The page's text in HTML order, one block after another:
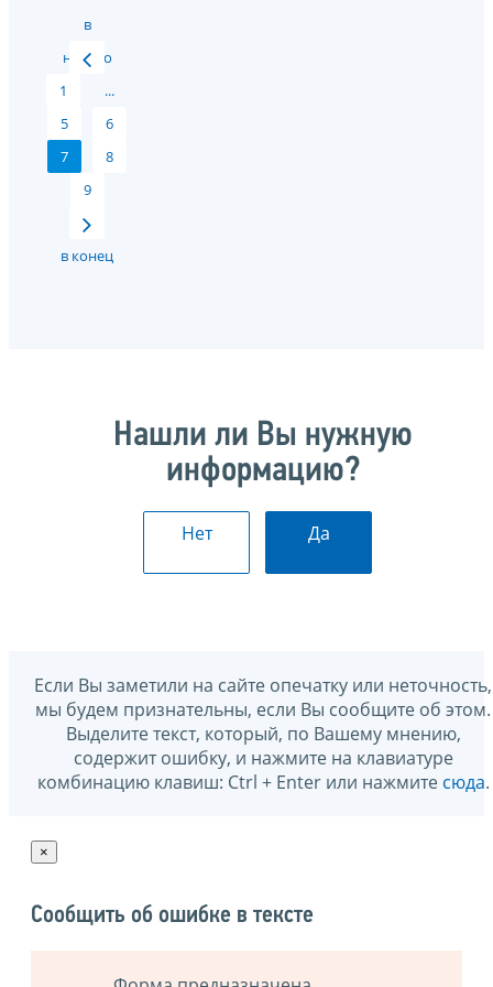
в
начало
1
...
5
6
7
8
9
в конец
Нашли ли Вы нужную
информацию?
Нет Да
Если Вы заметили на сайте опечатку или неточность,
мы будем признательны, если Вы сообщите об этом.
Выделите текст, который, по Вашему мнению,
содержит ошибку, и нажмите на клавиатуре
комбинацию клавиш: Ctrl + Enter или нажмите сюда.
×
Сообщить об ошибке в тексте